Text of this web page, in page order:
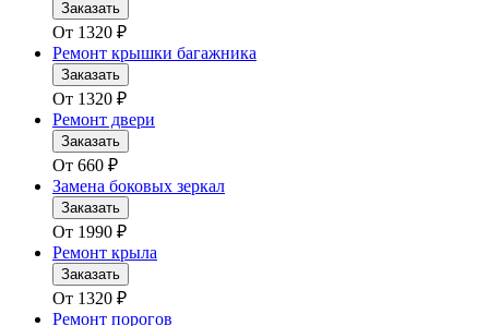
Заказать
От 1320 ₽
Ремонт крышки багажника
Заказать
От 1320 ₽
Ремонт двери
Заказать
От 660 ₽
Замена боковых зеркал
Заказать
От 1990 ₽
Ремонт крыла
Заказать
От 1320 ₽
Ремонт порогов